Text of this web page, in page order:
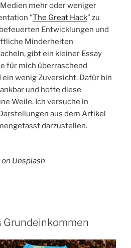
mehr oder weniger
“The Great Hack” zu
Entwicklungen und
Minderheiten
gibt ein kleiner Essay
für mich überraschend
wenig Zuversicht. Dafür bin
und hoffe diese
Weile. Ich versuche in
aus dem Artikel
darzustellen.
on Unsplash
Grundeinkommen